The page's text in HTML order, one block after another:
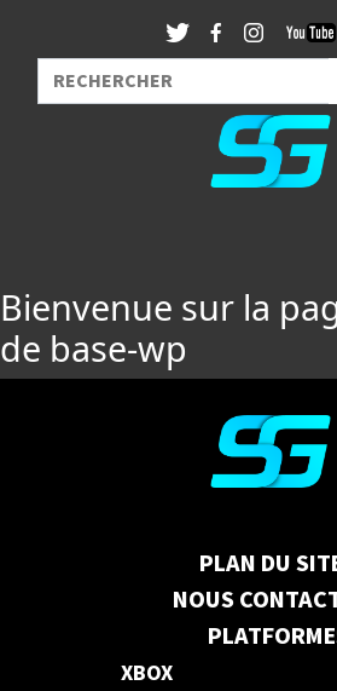
Bienvenue sur la
de base-wp
PLAN DU
NOUS
XBOX